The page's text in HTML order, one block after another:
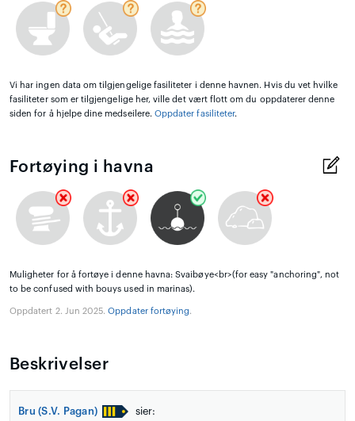
Vi har ingen data om tilgjengelige fasiliteter i denne havnen. Hvis du vet hvilke
fasiliteter som er tilgjengelige her, ville det vært flott om du oppdaterer denne
siden for å hjelpe dine medseilere. Oppdater fasiliteter.
Fortøying i havna
Muligheter for å fortøye i denne havna: Svaibøye<br>(for easy "anchoring", not
to be confused with bouys used in marinas).
Oppdatert 2. Jun 2025.Oppdater fortøying.
Beskrivelser
Bru (S.V. Pagan) sier: